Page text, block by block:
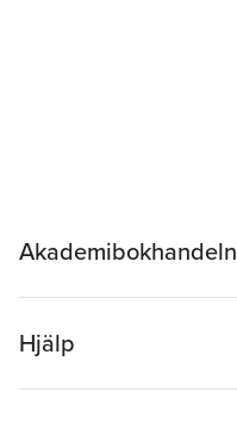
Akademibokhandeln
Hjälp